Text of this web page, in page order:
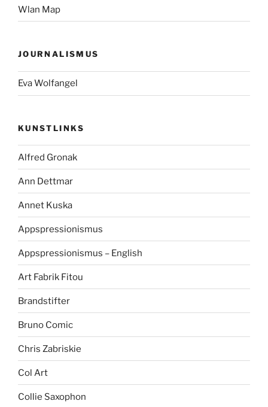
Wlan Map
JOURNALISMUS
Eva Wolfangel
KUNSTLINKS
Alfred Gronak
Ann Dettmar
Annet Kuska
Appspressionismus
Appspressionismus – English
Art Fabrik Fitou
Brandstifter
Bruno Comic
Chris Zabriskie
Col Art
Collie Saxophon